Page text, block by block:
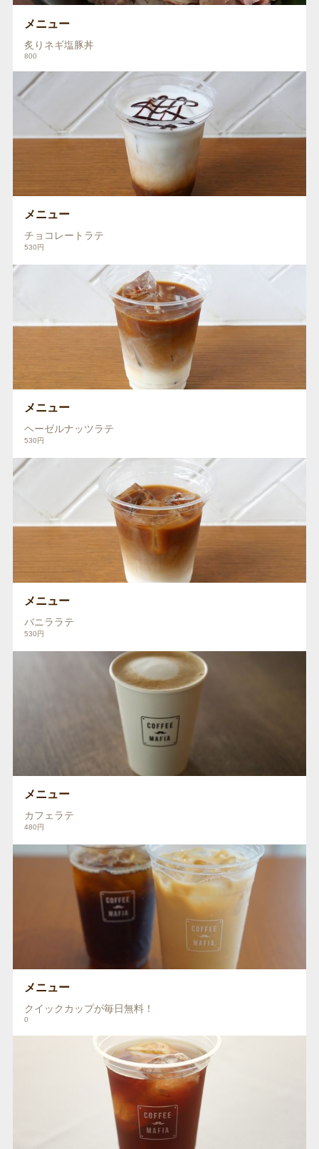
メニュー
炙りネギ塩豚丼
800
メニュー
チョコレートラテ
530円
メニュー
ヘーゼルナッツラテ
530円
メニュー
バニララテ
530円
メニュー
カフェラテ
480円
メニュー
クイックカップが毎日無料！
0